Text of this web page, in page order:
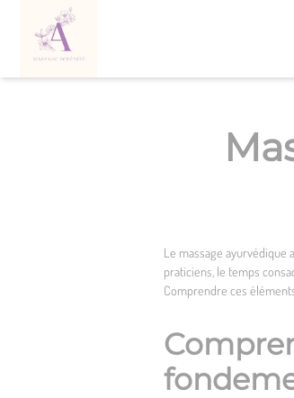
Le massage
praticiens, le temps
Comprendre ces